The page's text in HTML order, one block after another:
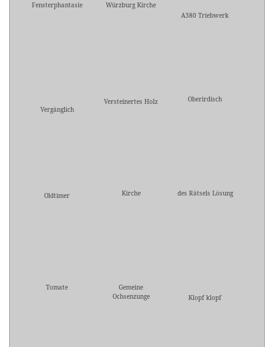
Fensterphantasie
Würzburg Kirche
A380 Triebwerk
Vergänglich
Versteinertes Holz Oberirdisch
Oldtimer Kirche des Rätsels Lösung
Tomate
Gemeine
Ochsenzunge
Klopf klopf